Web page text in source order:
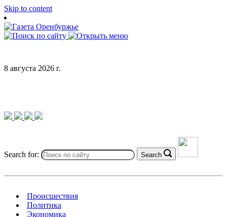
Skip to content
8 августа 2026 г.
Search for: Search
Происшествия
Политика
Экономика